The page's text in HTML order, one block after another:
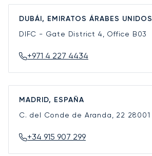
DUBÁI, EMIRATOS ÁRABES UNIDOS
DIFC - Gate District 4, Office B03
+971 4 227 4434
MADRID, ESPAÑA
C. del Conde de Aranda, 22 28001
+34 915 907 299